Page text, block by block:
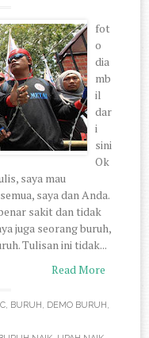
fot
o
dia
mb
il
dar
i
sini
Ok
saya mau
saya dan Anda.
sakit dan tidak
juga seorang buruh,
Tulisan ini tidak...
Read More
, BURUH, DEMO BURUH,